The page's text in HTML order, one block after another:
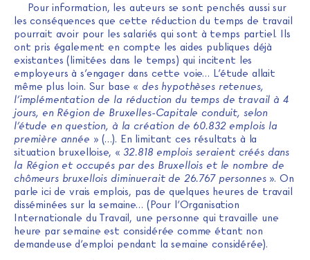
Pour information, les auteurs se sont penchés aussi sur
les conséquences que cette réduction du temps de travail
pourrait avoir pour les salariés qui sont à temps partiel. Ils
ont pris également en compte les aides publiques déjà
existantes (limitées dans le temps) qui incitent les
employeurs à s’engager dans cette voie… L’étude allait
même plus loin. Sur base « des hypothèses retenues,
l’implémentation de la réduction du temps de travail à 4
jours, en Région de Bruxelles-Capitale conduit, selon
l’étude en question, à la création de 60.832 emplois la
première année » (…). En limitant ces résultats à la
situation bruxelloise, «32.818 emplois seraient créés dans
la Région et occupés par des Bruxellois et le nombre de
chômeurs bruxellois diminuerait de 26.767 personnes». On
parle ici de vrais emplois, pas de quelques heures de travail
disséminées sur la semaine… (Pour l’Organisation
Internationale du Travail, une personne qui travaille une
heure par semaine est considérée comme étant non
demandeuse d’emploi pendant la semaine considérée).